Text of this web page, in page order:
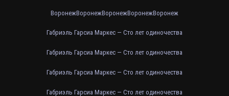
ВоронежВоронежВоронежВоронежВоронеж
Габриэль Гарсиа Маркес — Сто лет одиночества
Габриэль Гарсиа Маркес — Сто лет одиночества
Габриэль Гарсиа Маркес — Сто лет одиночества
Габриэль Гарсиа Маркес — Сто лет одиночества